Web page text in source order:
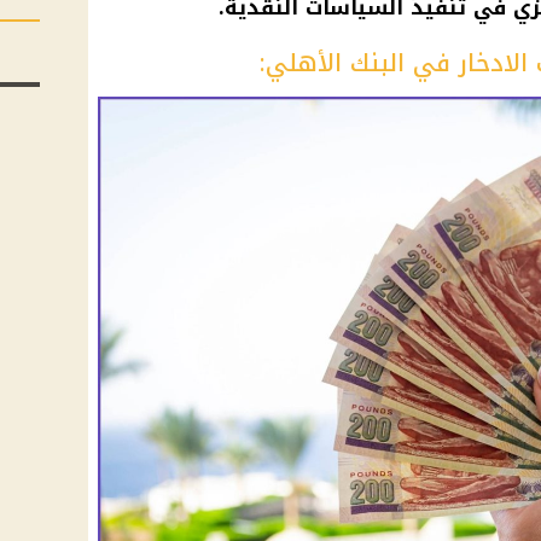
في تنفيذ السياسات النقدية.
في البنك الأهلي: